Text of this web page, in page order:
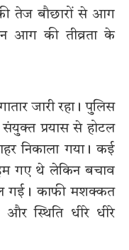
तेज बौछारों से आग
आग की तीव्रता के
जारी रहा। पुलिस
प्रयास से होटल
निकाला गया। कई
गए थे लेकिन बचाव
गई। काफी मशक्कत
स्थिति धीरे धीरे